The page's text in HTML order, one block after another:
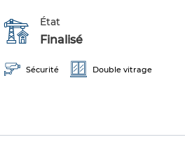
État
Finalisé
Sécurité Double vitrage